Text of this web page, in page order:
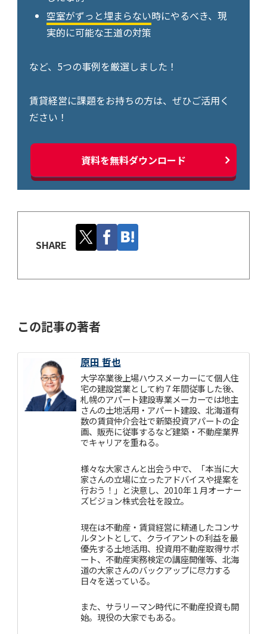
空室がずっと埋まらない時にやるべき、現
実的に可能な王道の対策
など、5つの事例を厳選しました！
賃貸経営に課題をお持ちの方は、ぜひご活用く
ださい！
資料を無料ダウンロード
SHARE
この記事の著者
原田 哲也
大学卒業後上場ハウスメーカーにて個人住
宅の建設営業として約７年間従事した後、
札幌のアパート建設専業メーカーでは地主
さんの土地活用・アパート建設、北海道有
数の賃貸仲介会社で新築投資アパートの企
画、販売に従事するなど建築・不動産業界
でキャリアを重ねる。
様々な大家さんと出会う中で、「本当に大
家さんの立場に立ったアドバイスや提案を
行おう！」と決意し、2010年１月オーナー
ズビジョン株式会社を設立。
現在は不動産・賃貸経営に精通したコンサ
ルタントとして、クライアントの利益を最
優先する土地活用、投資用不動産取得サポ
ート、不動産実務検定の講座開催等、北海
道の大家さんのバックアップに尽力する
日々を送っている。
また、サラリーマン時代に不動産投資も開
始。現役の大家でもある。